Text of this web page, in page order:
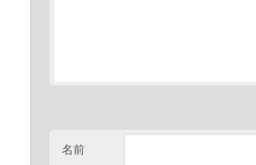
名前